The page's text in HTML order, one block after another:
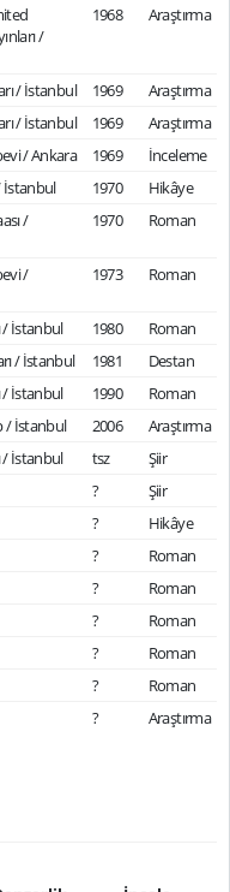
/
1968 Araştırma
/ İstanbul 1969
Araştırma
/ İstanbul 1969
Araştırma
/ Ankara 1969
İnceleme
İstanbul 1970
Hikâye
/
1970 Roman
/
1973 Roman
/ İstanbul 1980
Roman
/ İstanbul 1981
Destan
/ İstanbul 1990
Roman
/ İstanbul 2006
Araştırma
/ İstanbul tsz
Şiir
?
Şiir
?
Hikâye
?
Roman
?
Roman
?
Roman
?
Roman
?
Roman
? Araştırma